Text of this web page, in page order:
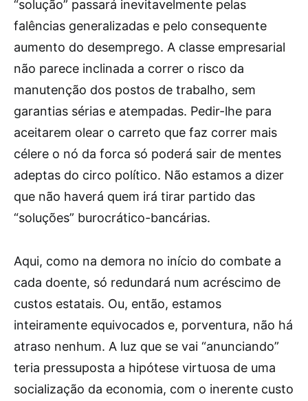
“solução” passará inevitavelmente pelas
falências generalizadas e pelo consequente
aumento do desemprego. A classe empresarial
não parece inclinada a correr o risco da
manutenção dos postos de trabalho, sem
garantias sérias e atempadas. Pedir-lhe para
aceitarem olear o carreto que faz correr mais
célere o nó da forca só poderá sair de mentes
adeptas do circo político. Não estamos a dizer
que não haverá quem irá tirar partido das
“soluções” burocrático-bancárias.
Aqui, como na demora no início do combate a
cada doente, só redundará num acréscimo de
custos estatais. Ou, então, estamos
inteiramente equivocados e, porventura, não há
atraso nenhum. A luz que se vai “anunciando”
teria pressuposta a hipótese virtuosa de uma
socialização da economia, com o inerente custo